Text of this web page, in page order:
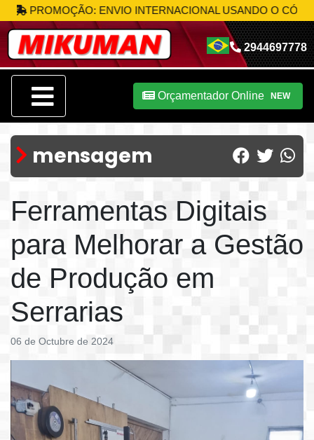
ENVIO INTERNACIONAL USANDO O CÓDIGO
2944697778
Orçamentador Online NEW
mensagem
Ferramentas Digitais
para Melhorar a Gestão
de Produção em
Serrarias
06 de Octubre de 2024